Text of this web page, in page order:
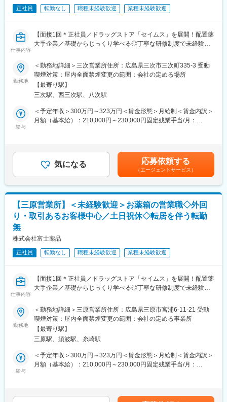
献することができます。
・「この薬すごく効き目があって良かったよ。」「こないだのリ
ンゴ酢美味しかった。ちょうどまた買おうと思ってたの。来てく
れてありがとう。」など、「ありがとう」という言葉が一番のや
りがいです。
・社員 → 主任 → 所長 → 課長 → 部長と着実にステップアップが
可能です。
・年功序列ではなく、実績と姿勢を見て判断
努力やプロセスもしっかり評価される制度があります。
（2）半期ごとの評価で、頑張りが収入に反映
・個人成績をもとに、業績連動給として毎月の給与に上乗せ
最初は思うように数字が出なくても、続けていく中で評価が積み
・入社直後～2週間 ： OJT形式で、薬の種類や成分など基礎知識
を身につけます。
・入社2週間～1カ月 ： 先輩社員に同行し、仕事の流れを学びま
す。「会話のコツ」や「商品のご案内方法」といった実践的なス
キルを習得します。
・入社1カ月以降 ： 慣れてきたら独り立ち。既存のお客様をメイ
ンに訪問します。
・入社後は、医薬品販売の専門知識を身につけるために、登録販
売者資格を取得していただきます。社内の合格率は90％となって
おり、研修を含めて会社が全面的にサポートします。
・資格取得後は、資格手当として給与にも反映されます。
変更の範囲：会社の定める業務
正社員 転勤なし 職種未経験歓迎 業種未経験歓迎
仕事内容
【面接1回＊正社員／ドラッグストア「セイムス」を展開！配置薬
大手企業／基礎からじっくり学べる◎丁寧な研修制度で未経験の
■職務内容：
担当エリアのお客様（個人宅や企業）へ訪問し、配置薬（お薬
箱）や健康食品の提案をお任せします。
※既に、取引のあるお客様先を訪問するスタイルです。
＜仕事の流れ＞
へ訪問をします。
・健康相談、新商品・サービスのご提案 など
※一部、新たに配置薬を置いていただくお客様への訪問がありま
└配置薬は無料でおけるので、お客様も抵抗なく置いてくれる製
を身につけます。
・入社2週間～1カ月 ： 先輩社員に同行し、仕事の流れを学びま
キルを習得します。
・入社1カ月以降 ： 慣れてきたら独り立ち。既存のお客様をメイ
ンに訪問します。
★困ったら先輩社員に相談しやすい雰囲気です！
＜専門資格を取得できる＞
・入社後は、医薬品販売の専門知識を身につけるために、登録販
・資格取得後は、資格手当として給与にも反映されます。
勤務地
＜勤務地詳細＞三次営業所住所：広島県三次市三次町335-3 受動
喫煙対策：屋内全面禁煙変更の範囲：会社の定める場所
【最寄り駅】
三次駅、西三次駅、八次駅
給与
＜予定年収＞300万円～323万円＜賃金形態＞月給制＜賃金内訳＞
月額（基本給）：210,000円～230,000円固定残業手当/月：
年収は当社規定に基づき、年齢や経験に応じて決定します。・昇
給：年1回（4月）＜モデル給与＞※入社3年目平均基本給＋各種手
当＋業績連動給→総支給月額344,141円※業績連動給：月の予算達
成や売り上げに対して支払われます賃金はあくまでも目安の金額
であり、選考を通じて上下する可能性があります。月給(月額)は固
定手当を含めた表記です。
気になる 応募依頼する
（エージェントサービス）
【三原営業所】＜未経験歓迎＞お薬箱の営業職◇外回
り・取引あるお客様中心／土日祝休◇転居を伴う転勤
無
株式会社富士薬品
正社員 転勤なし 職種未経験歓迎 業種未経験歓迎
仕事内容
【面接1回＊正社員／ドラッグストア「セイムス」を展開！配置薬
大手企業／基礎からじっくり学べる◎丁寧な研修制度で未経験の
■職務内容：
担当エリアのお客様（個人宅や企業）へ訪問し、配置薬（お薬
箱）や健康食品の提案をお任せします。
※既に、取引のあるお客様先を訪問するスタイルです。
＜仕事の流れ＞
へ訪問をします。
勤務地
＜勤務地詳細＞三原営業所住所：広島県三原市宮浦6-11-21 受動
喫煙対策：屋内全面禁煙変更の範囲：会社の定める事業所
【最寄り駅】
三原駅、須波駅、糸崎駅
給与
＜予定年収＞300万円～323万円＜賃金形態＞月給制＜賃金内訳＞
月額（基本給）：210,000円～230,000円固定残業手当/月：